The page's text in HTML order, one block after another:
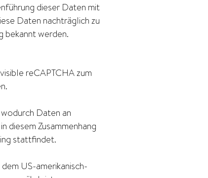
dieser Daten mit
Daten nachträglich zu
bekannt werden.
reCAPTCHA zum
Daten an
diesem Zusammenhang
stattfindet.
US-amerikanisch-